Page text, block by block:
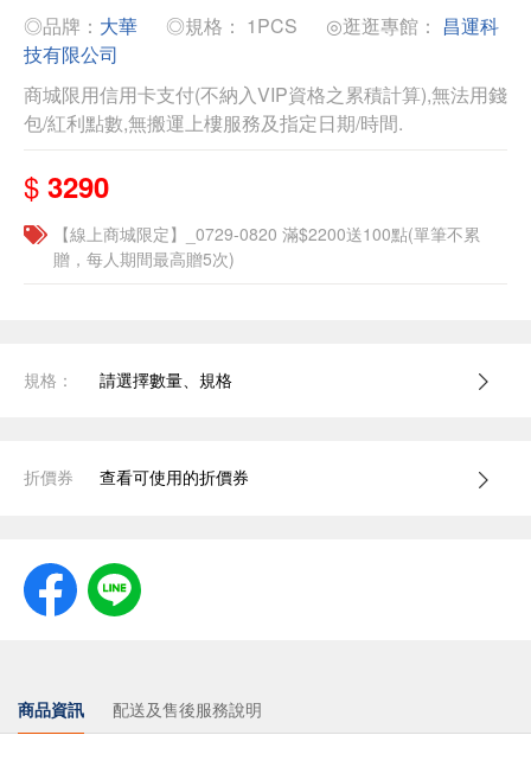
◎品牌： 大華 ◎規格： 1PCS ◎逛逛專館： 昌運科
技有限公司
商城限用信用卡支付(不納入VIP資格之累積計算),無法用錢
包/紅利點數,無搬運上樓服務及指定日期/時間.
$ 3290
【線上商城限定】_0729-0820 滿$2200送100點(單筆不累
贈，每人期間最高贈5次)
規格： 請選擇數量、規格
折價券 查看可使用的折價券
商品資訊 配送及售後服務說明